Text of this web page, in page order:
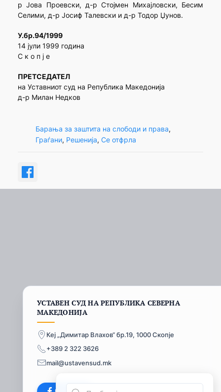
р Јова Проевски, д-р Стојмен Михајловски, Бесим
Селими, д-р Јосиф Талевски и д-р Тодор Џунов.
У.бр.94/1999
14 јули 1999 година
С к о п ј е
ПРЕТСЕДАТЕЛ
на Уставниот суд на Република Македонија
д-р Милан Недков
Барања за заштита на слободи и права
Граѓани, Решенија, Се отфрла
УСТАВЕН СУД НА РЕПУБЛИКА СЕВЕРНА
МАКЕДОНИЈА
Кеј „Димитар Влахов“ бр.19, 1000 Скопје
+389 2 322 3626
mail@ustavensud.mk